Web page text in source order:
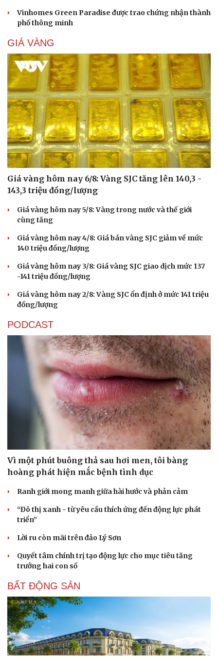
Vinhomes Green Paradise được trao chứng nhận thành
phố thông minh
GIÁ VÀNG
Giá vàng hôm nay 6/8: Vàng SJC tăng lên 140,3 -
143,3 triệu đồng/lượng
Giá vàng hôm nay 5/8: Vàng trong nước và thế giới
cùng tăng
Giá vàng hôm nay 4/8: Giá bán vàng SJC giảm về mức
140 triệu đồng/lượng
Giá vàng hôm nay 3/8: Giá vàng SJC giao dịch mức 137
-141 triệu đồng/lượng
Giá vàng hôm nay 2/8: Vàng SJC ổn định ở mức 141 triệu
đồng/lượng
PODCAST
Vì một phút buông thả sau hơi men, tôi bàng
hoàng phát hiện mắc bệnh tình dục
Ranh giới mong manh giữa hài hước và phản cảm
“Đô thị xanh - từ yêu cầu thích ứng đến động lực phát
triển”
Lời ru còn mãi trên đảo Lý Sơn
Quyết tâm chính trị tạo động lực cho mục tiêu tăng
trưởng hai con số
BẤT ĐỘNG SẢN